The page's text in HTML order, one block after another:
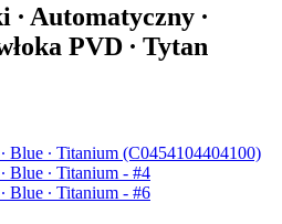
∙ Automatyczny ∙
PVD ∙ Tytan